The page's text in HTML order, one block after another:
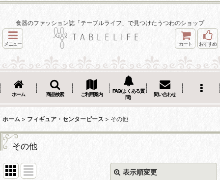
食器のファッション誌「テーブルライフ」で見つけたうつわのショップ
メニュー カート おすすめ
ホーム 商品検索 ご利用案内
FAQ(よくある質
問)
問い合わせ
ホーム > フィギュア・センターピース > その他
その他
表示順変更